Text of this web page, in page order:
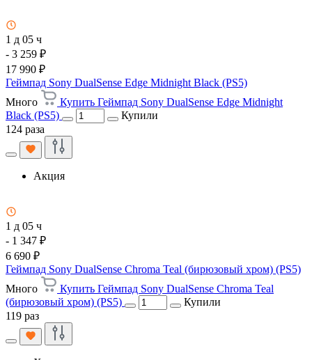
1 д 05 ч
- 3 259 ₽
17 990 ₽
Геймпад Sony DualSense Edge Midnight Black (PS5)
Много
Купить Геймпад Sony DualSense Edge Midnight
Black (PS5)
Купили
124 раза
Акция
1 д 05 ч
- 1 347 ₽
6 690 ₽
Геймпад Sony DualSense Chroma Teal (бирюзовый хром) (PS5)
Много
Купить Геймпад Sony DualSense Chroma Teal
(бирюзовый хром) (PS5)
Купили
119 раз